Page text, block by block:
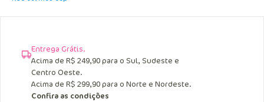
Entrega Grátis.
Acima de R$ 249,90 para o Sul, Sudeste e
Centro Oeste.
Acima de R$ 299,90 para o Norte e Nordeste.
Confira as condições